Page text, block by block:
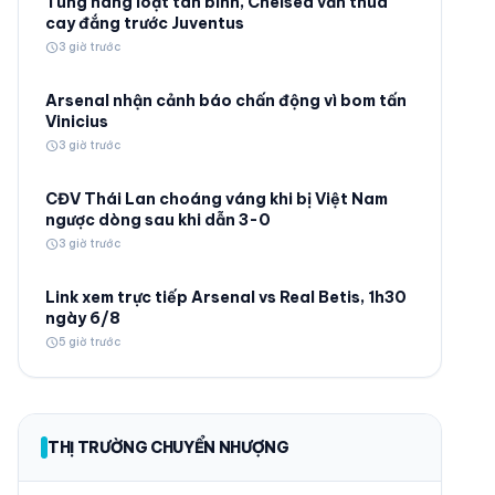
cay đắng trước Juventus
schedule3 giờ trước
Arsenal nhận cảnh báo chấn động vì bom tấn
Vinicius
schedule3 giờ trước
CĐV Thái Lan choáng váng khi bị Việt Nam
ngược dòng sau khi dẫn 3-0
schedule3 giờ trước
Link xem trực tiếp Arsenal vs Real Betis, 1h30
ngày 6/8
schedule5 giờ trước
THỊ TRƯỜNG CHUYỂN NHƯỢNG